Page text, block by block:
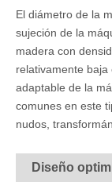
El diámetro de la
sujeción de la
madera con
relativamente baja
adaptable de la
comunes en este
nudos,
Diseño